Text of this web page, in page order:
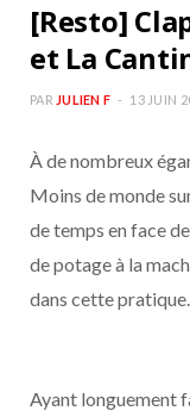
[Resto]
et La
PAR JULIEN F 13 JUIN
À de nombreux
Moins de monde
de temps en face
de potage à la
dans cette pratique.
Ayant longuement